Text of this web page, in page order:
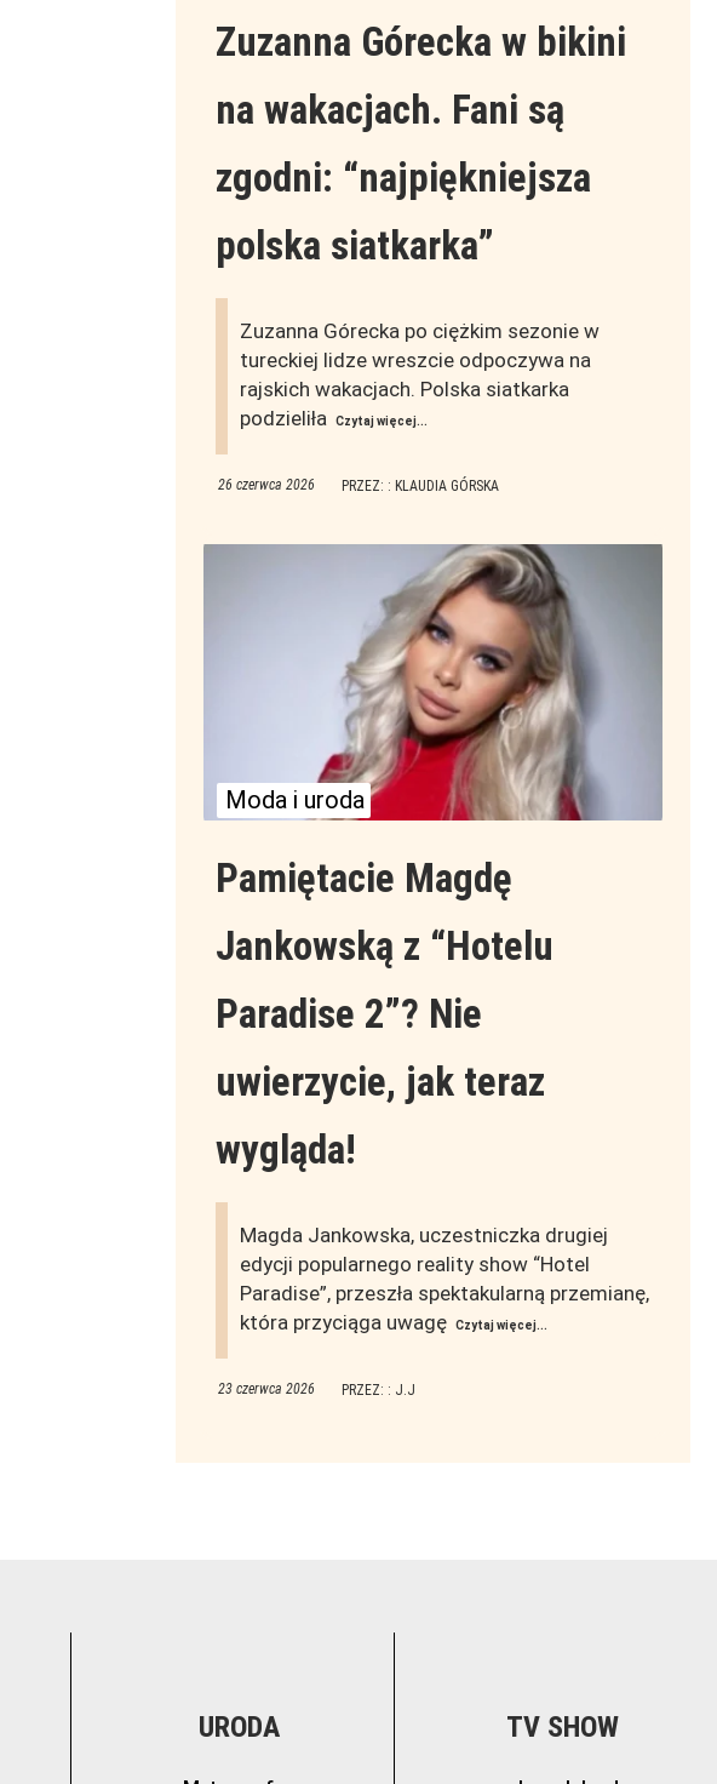
Zuzanna Górecka w bikini
na wakacjach. Fani są
zgodni: “najpiękniejsza
polska siatkarka”
Zuzanna Górecka po ciężkim sezonie w
tureckiej lidze wreszcie odpoczywa na
rajskich wakacjach. Polska siatkarka
podzieliła
Czytaj więcej...
26 czerwca 2026 PRZEZ: : KLAUDIA GÓRSKA
Moda i uroda
Pamiętacie Magdę
Jankowską z “Hotelu
Paradise 2”? Nie
uwierzycie, jak teraz
wygląda!
Magda Jankowska, uczestniczka drugiej
edycji popularnego reality show “Hotel
Paradise”, przeszła spektakularną przemianę,
która przyciąga uwagę
Czytaj więcej...
23 czerwca 2026 PRZEZ: : J.J
URODA TV SHOW